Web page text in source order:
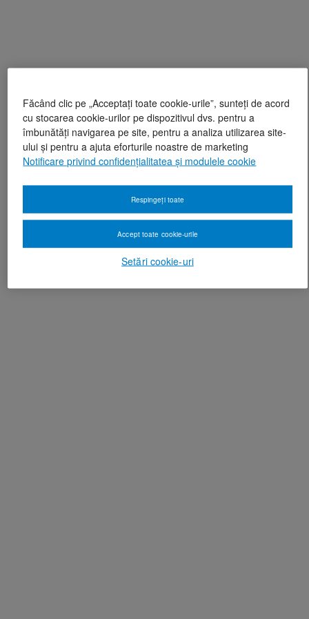
Făcând clic pe „Acceptați toate cookie-urile”, sunteți de acord
cu stocarea cookie-urilor pe dispozitivul dvs. pentru a
îmbunătăți navigarea pe site, pentru a analiza utilizarea site-
ului și pentru a ajuta eforturile noastre de marketing
Notificare privind confidențialitatea și modulele cookie
Setări cookie-uri
Respingeți toate
Accept toate cookie-urile